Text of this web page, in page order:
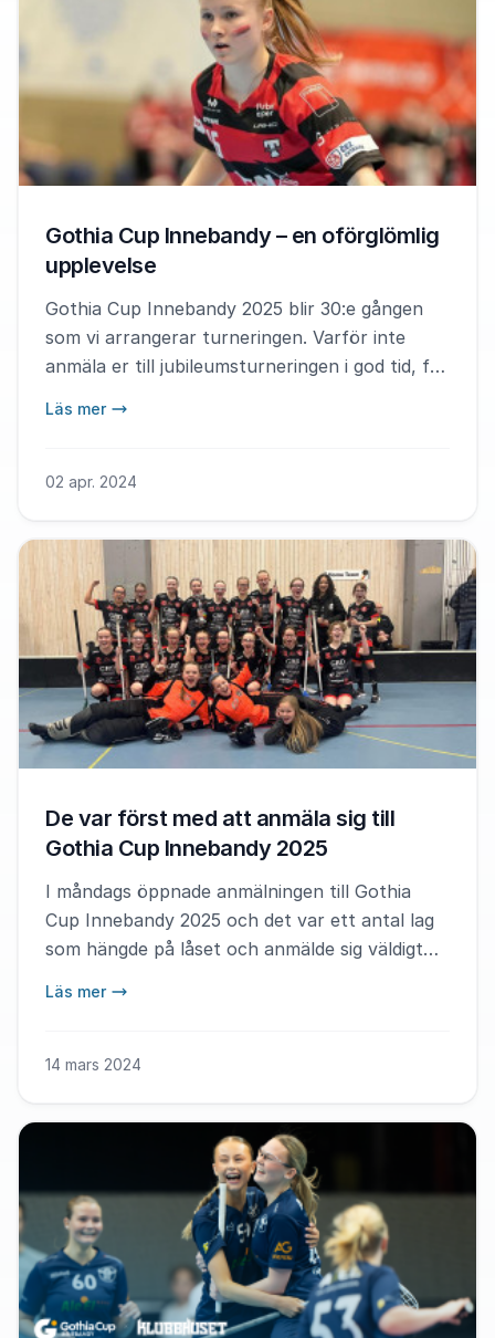
Gothia Cup Innebandy – en oförglömlig
upplevelse
Gothia Cup Innebandy 2025 blir 30:e gången
som vi arrangerar turneringen. Varför inte
anmäla er till jubileumsturneringen i god tid, för
Läs mer
02 apr. 2024
De var först med att anmäla sig till
Gothia Cup Innebandy 2025
I måndags öppnade anmälningen till Gothia
Cup Innebandy 2025 och det var ett antal lag
som hängde på låset och anmälde sig väldigt
Läs mer
14 mars 2024